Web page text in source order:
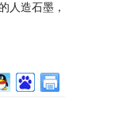
人造石墨，